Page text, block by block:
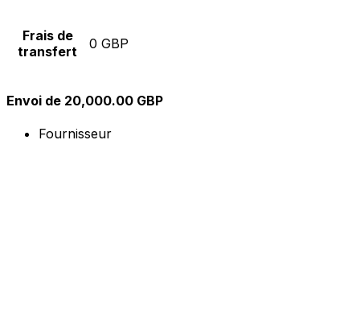
Frais de
transfert
0 GBP
Envoi de 20,000.00 GBP
Fournisseur